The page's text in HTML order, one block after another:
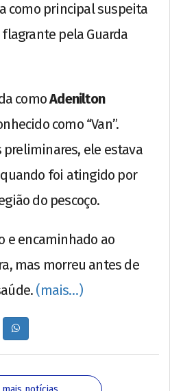
como principal suspeita
pela Guarda
comoAdenilton
como “Van”.
ele estava
foi atingido por
do pescoço.
e encaminhado ao
mas morreu antes de
(mais…)